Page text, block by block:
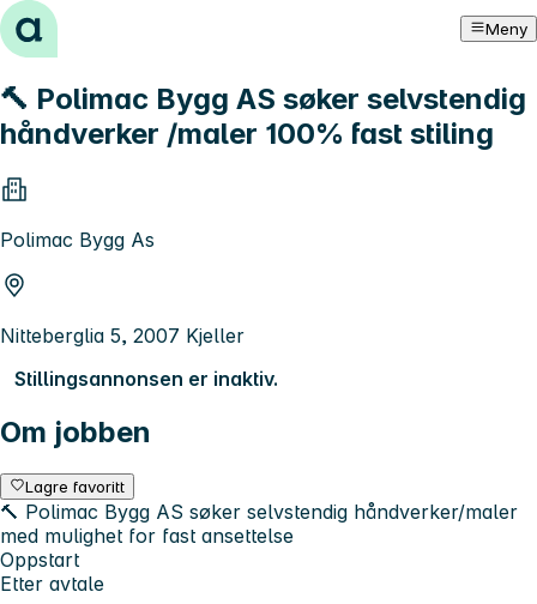
Hopp til innhold Meny
🔨 Polimac Bygg AS søker selvstendig
håndverker /maler 100% fast stiling
Polimac Bygg As
Nitteberglia 5, 2007 Kjeller
Stillingsannonsen er inaktiv.
Om jobben
Lagre favoritt
🔨 Polimac Bygg AS søker selvstendig håndverker/maler
med mulighet for fast ansettelse
Oppstart
Etter avtale